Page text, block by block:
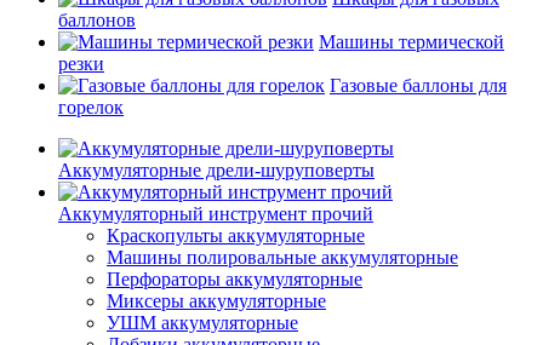
баллонов
Машины термической
резки
Газовые баллоны для
горелок
Аккумуляторные дрели-шуруповерты
Аккумуляторный инструмент прочий
Краскопульты аккумуляторные
Машины полировальные аккумуляторные
Перфораторы аккумуляторные
Миксеры аккумуляторные
УШМ аккумуляторные